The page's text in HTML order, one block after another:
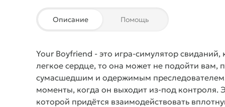
Описание Помощь
Your Boyfriend - это игра-симулятор
легкое сердце, то она может не подойти вам,
сумасшедшим и одержимым
моменты, когда он выходит из-под контроля.
которой придётся взаимодействовать